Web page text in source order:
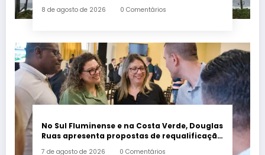
8 de agosto de 2026 0 Comentários
No Sul Fluminense e na Costa Verde, Douglas
Ruas apresenta propostas de requalificação
7 de agosto de 2026 0 Comentários